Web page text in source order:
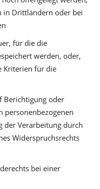
in Drittländern oder bei
für die die
werden, oder,
Kriterien für die
Berichtigung oder
personenbezogenen
der Verarbeitung durch
Widerspruchsrechts
bei einer